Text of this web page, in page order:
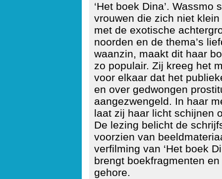
‘Het boek Dina’. Wassmo
vrouwen die zich niet
met de exotische
noorden en de thema’s
waanzin, maakt dit haar
zo populair. Zij kreeg het
voor elkaar dat het
en over gedwongen
aangezwengeld. In haar
laat zij haar licht schijnen
De lezing belicht de
voorzien van
verfilming van ‘Het boek
brengt boekfragmenten
gehore.